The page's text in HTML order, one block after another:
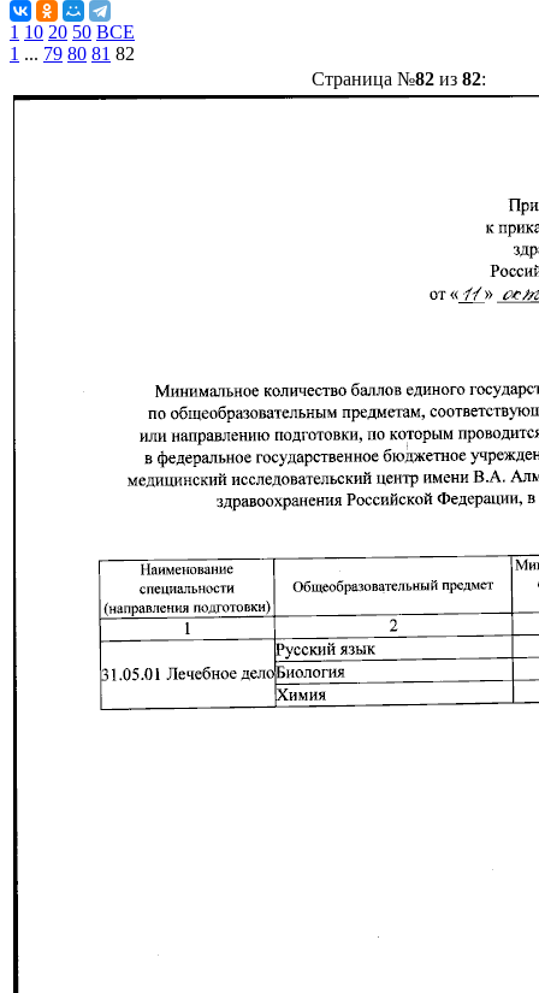
1 10 20 50 ВСЕ
1 ... 79 80 81 82
Страница №82из 82: